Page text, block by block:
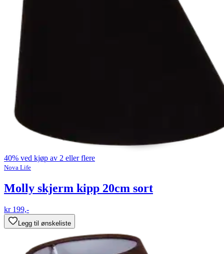
40% ved kjøp av 2 eller flere
Nova Life
Molly skjerm kipp 20cm sort
kr 199,-
Legg til ønskeliste